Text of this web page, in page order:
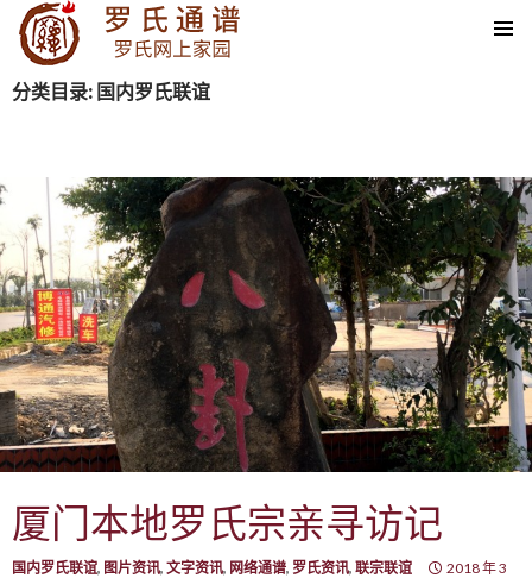
SKIP TO CONTENT
分类目录: 国内罗氏联谊
厦门本地罗氏宗亲寻访记
国内罗氏联谊, 图片资讯, 文字资讯, 网络通谱, 罗氏资讯, 联宗联谊
2018 年 3